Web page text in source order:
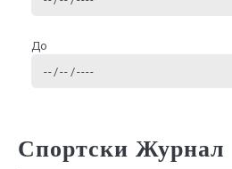
До
Спортски Журнал